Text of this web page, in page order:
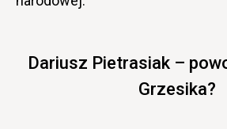
Dariusz Pietrasiak –
Grzesika?